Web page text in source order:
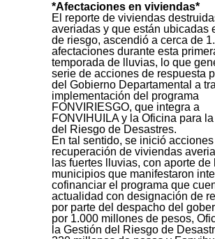
*Afectaciones en viviendas*
El reporte de viviendas
averiadas y que están ubicadas
de riesgo, ascendió a cerca de
afectaciones durante esta
temporada de lluvias, lo que
serie de acciones de respuesta
del Gobierno Departamental a
implementación del programa
FONVIRIESGO, que integra a
FONVIHUILA y la Oficina para
del Riesgo de Desastres.
En tal sentido, se inició
recuperación de viviendas
las fuertes lluvias, con aporte de
municipios que manifestaron
cofinanciar el programa que
actualidad con designación de
por parte del despacho del
por 1.000 millones de pesos,
la Gestión del Riesgo de